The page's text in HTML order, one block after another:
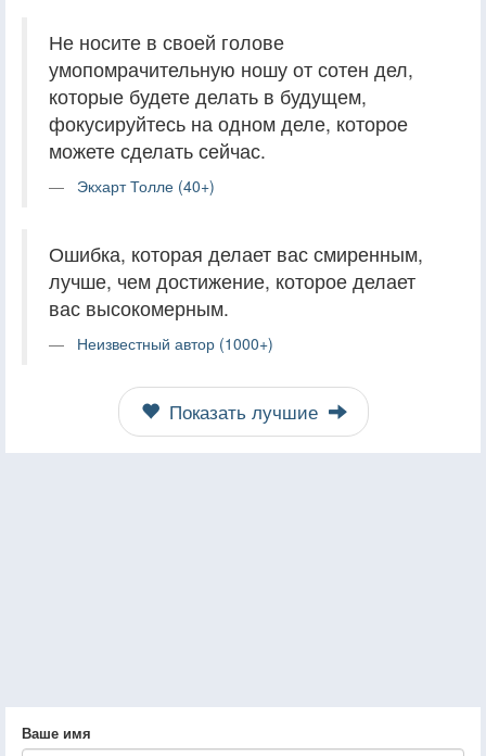
Не носите в своей голове
умопомрачительную ношу от сотен дел,
которые будете делать в будущем,
фокусируйтесь на одном деле, которое
можете сделать сейчас.
Экхарт Толле (40+)
Ошибка, которая делает вас смиренным,
лучше, чем достижение, которое делает
вас высокомерным.
Неизвестный автор (1000+)
Показать лучшие
Ваше имя